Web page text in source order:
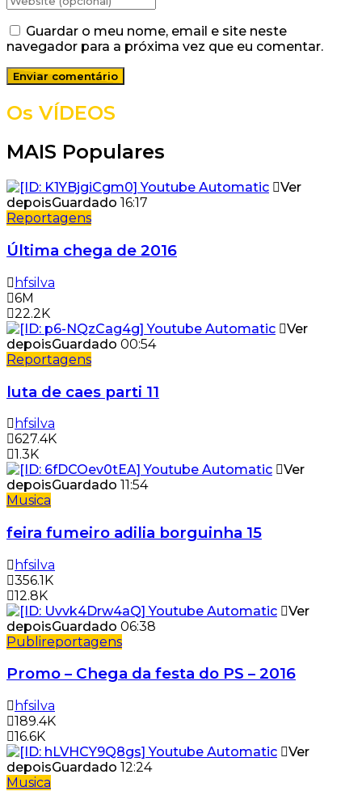
Guardar o meu nome, email e site neste
navegador para a próxima vez que eu comentar.
Os VÍDEOS
MAIS Populares
Ver
depoisGuardado 16:17
Reportagens
Última chega de 2016
hfsilva
6M
22.2K
Ver
depoisGuardado 00:54
Reportagens
luta de caes parti 11
hfsilva
627.4K
1.3K
Ver
depoisGuardado 11:54
Musica
feira fumeiro adilia borguinha 15
hfsilva
356.1K
12.8K
Ver
depoisGuardado 06:38
Publireportagens
Promo – Chega da festa do PS – 2016
hfsilva
189.4K
16.6K
Ver
depoisGuardado 12:24
Musica